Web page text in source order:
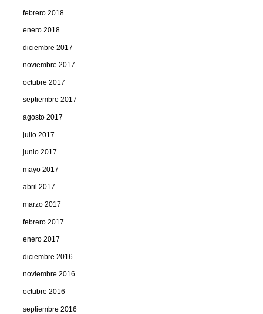
febrero 2018
enero 2018
diciembre 2017
noviembre 2017
octubre 2017
septiembre 2017
agosto 2017
julio 2017
junio 2017
mayo 2017
abril 2017
marzo 2017
febrero 2017
enero 2017
diciembre 2016
noviembre 2016
octubre 2016
septiembre 2016